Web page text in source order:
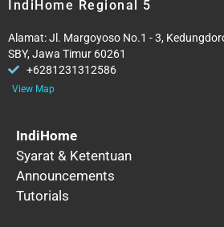
IndiHome Regional 5
Alamat: Jl. Margoyoso No.1 - 3,
SBY, Jawa Timur 60261
+6281231312586
View Map
IndiHome
Syarat & Ketentuan
Announcements
Tutorials